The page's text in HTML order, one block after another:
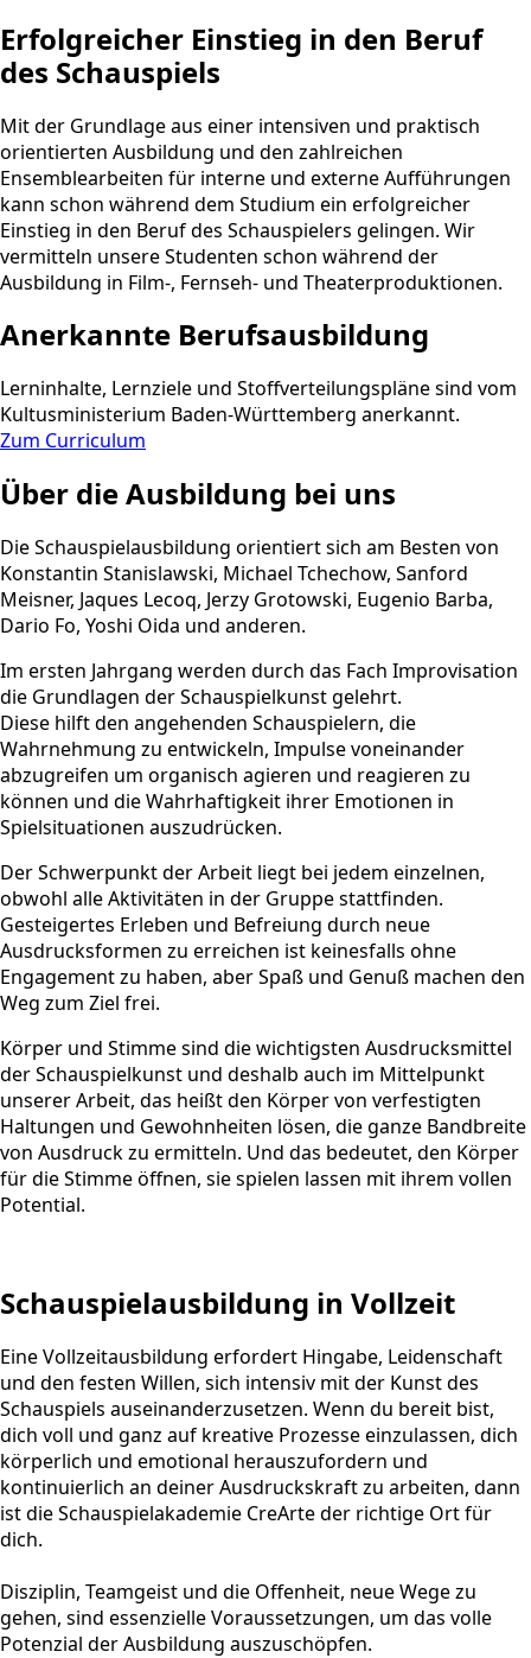
Erfolgreicher Einstieg in den Beruf
des Schauspiels
Mit der Grundlage aus einer intensiven und praktisch
orientierten Ausbildung und den zahlreichen
Ensemblearbeiten für interne und externe Aufführungen
kann schon während dem Studium ein erfolgreicher
Einstieg in den Beruf des Schauspielers gelingen. Wir
vermitteln unsere Studenten schon während der
Ausbildung in Film-, Fernseh- und Theaterproduktionen.
Anerkannte Berufsausbildung
Lerninhalte, Lernziele und Stoffverteilungspläne sind vom
Kultusministerium Baden-Württemberg anerkannt.
Zum Curriculum
Über die Ausbildung bei uns
Die Schauspielausbildung orientiert sich am Besten von
Konstantin Stanislawski, Michael Tchechow, Sanford
Meisner, Jaques Lecoq, Jerzy Grotowski, Eugenio Barba,
Dario Fo, Yoshi Oida und anderen.
Im ersten Jahrgang werden durch das Fach Improvisation
die Grundlagen der Schauspielkunst gelehrt.
Diese hilft den angehenden Schauspielern, die
Wahrnehmung zu entwickeln, Impulse voneinander
abzugreifen um organisch agieren und reagieren zu
können und die Wahrhaftigkeit ihrer Emotionen in
Spielsituationen auszudrücken.
Der Schwerpunkt der Arbeit liegt bei jedem einzelnen,
obwohl alle Aktivitäten in der Gruppe stattfinden.
Gesteigertes Erleben und Befreiung durch neue
Ausdrucksformen zu erreichen ist keinesfalls ohne
Engagement zu haben, aber Spaß und Genuß machen den
Weg zum Ziel frei.
Körper und Stimme sind die wichtigsten Ausdrucksmittel
der Schauspielkunst und deshalb auch im Mittelpunkt
unserer Arbeit, das heißt den Körper von verfestigten
Haltungen und Gewohnheiten lösen, die ganze Bandbreite
von Ausdruck zu ermitteln. Und das bedeutet, den Körper
für die Stimme öffnen, sie spielen lassen mit ihrem vollen
Potential.
Schauspielausbildung in Vollzeit
Eine Vollzeitausbildung erfordert Hingabe, Leidenschaft
und den festen Willen, sich intensiv mit der Kunst des
Schauspiels auseinanderzusetzen. Wenn du bereit bist,
dich voll und ganz auf kreative Prozesse einzulassen, dich
körperlich und emotional herauszufordern und
kontinuierlich an deiner Ausdruckskraft zu arbeiten, dann
ist die Schauspielakademie CreArte der richtige Ort für
dich.
Disziplin, Teamgeist und die Offenheit, neue Wege zu
gehen, sind essenzielle Voraussetzungen, um das volle
Potenzial der Ausbildung auszuschöpfen.